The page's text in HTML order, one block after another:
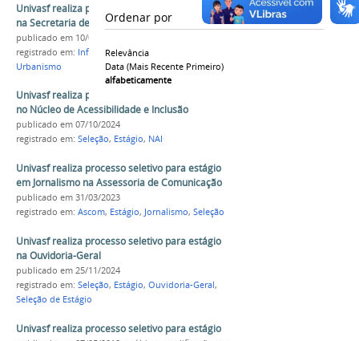
Ordenar por
Relevância
Data (mais Recente Primeiro)
alfabeticamente
Univasf realiza processo seletivo para estágio
na Secretaria de Infraestrutura
publicado em 10/04/2024
registrado em: Infra Estágio,Seleção
Urbanismo
Univasf realiza processo seletivo para estágio
no Núcleo de Acessibilidade e Inclusão
publicado em 07/10/2024
registrado em: Seleção, Estágio, NAI
Univasf realiza processo seletivo para estágio
em Jornalismo na Assessoria de Comunicação
publicado em 31/03/2023
registrado em: Ascom, Estágio, Jornalismo, Seleção
Univasf realiza processo seletivo para estágio
na Ouvidoria-Geral
publicado em 25/11/2024
registrado em: Seleção, Estágio, Ouvidoria-Geral,
Seleção de Estágio
Univasf realiza processo seletivo para estágio